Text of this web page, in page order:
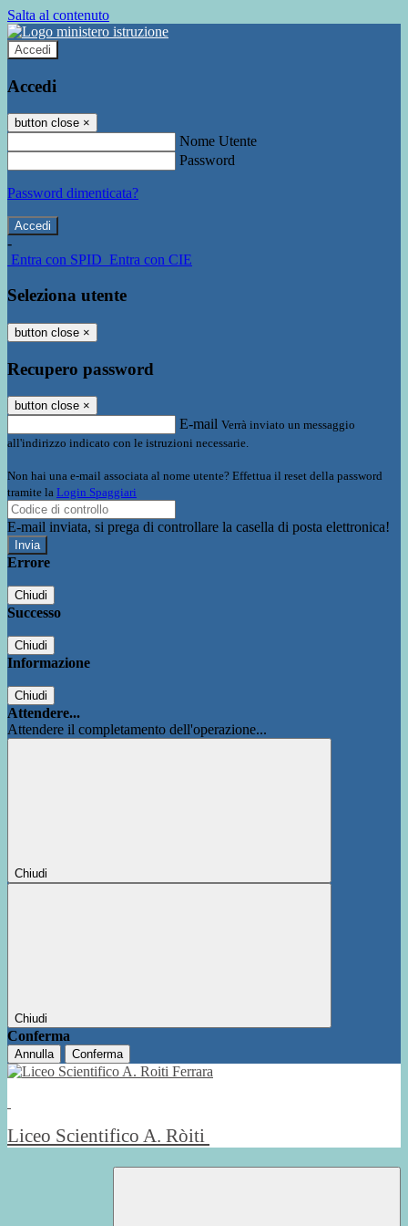
Salta al contenuto
Accedi
Accedi
button close ×
Nome Utente
Password
Password dimenticata?
-
Entra con SPID Entra con CIE
Seleziona utente
button close ×
Recupero password
button close ×
E-mail Verrà inviato un messaggio
all'indirizzo indicato con le istruzioni necessarie.
Non hai una e-mail associata al nome utente? Effettua il reset della password
tramite la Login Spaggiari
E-mail inviata, si prega di controllare la casella di posta elettronica!
Errore
Chiudi
Successo
Chiudi
Informazione
Chiudi
Attendere...
Attendere il completamento dell'operazione...
Chiudi
Chiudi
Conferma
Annulla Conferma
Liceo Scientifico A. Ròiti